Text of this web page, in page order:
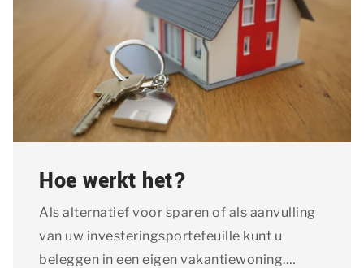
Hoe werkt het?
Als alternatief voor sparen of als aanvulling
van uw investeringsportefeuille kunt u
beleggen in een eigen vakantiewoning.